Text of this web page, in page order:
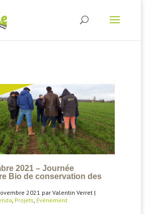
2021 – Journée
Bio de conservation des
2021 par Valentin Verret |
Projets Événement